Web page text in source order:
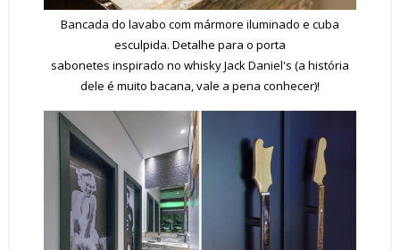
Bancada do lavabo com mármore iluminado e cuba
esculpida. Detalhe para o porta
sabonetes inspirado no whisky Jack Daniel's (a história
dele é muito bacana, vale a pena conhecer)!